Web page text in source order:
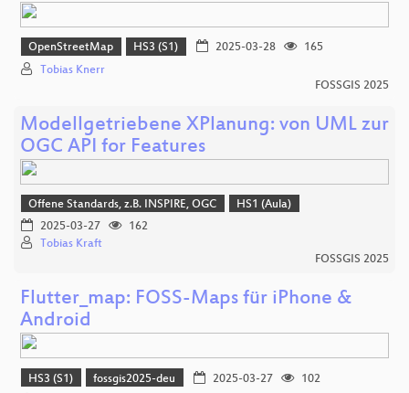
OpenStreetMap HS3 (S1) 2025-03-28
165
Tobias Knerr
FOSSGIS 2025
Modellgetriebene XPlanung: von UML zur
OGC API for Features
Offene Standards, z.B. INSPIRE, OGC
HS1 (Aula)
2025-03-27
162
Tobias Kraft
FOSSGIS 2025
Flutter_map: FOSS-Maps für iPhone &
Android
HS3 (S1) fossgis2025-deu 2025-03-27
102